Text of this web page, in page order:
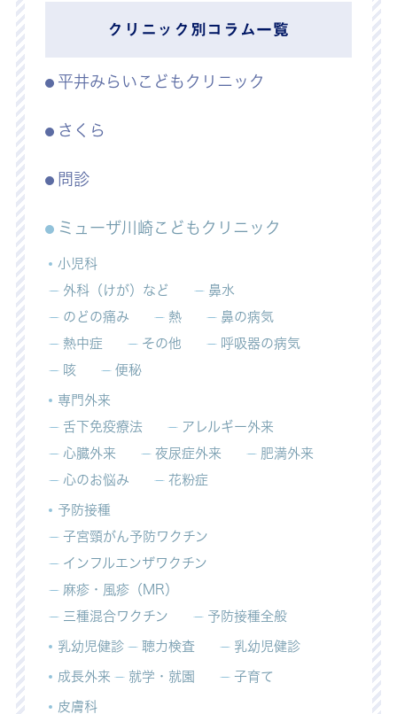
クリニック別コラム一覧
平井みらいこどもクリニック
さくら
問診
ミューザ川崎こどもクリニック
小児科
外科（けが）など
鼻水
のどの痛み
熱
鼻の病気
熱中症
その他
呼吸器の病気
咳
便秘
専門外来
舌下免疫療法
アレルギー外来
心臓外来
夜尿症外来
肥満外来
心のお悩み
花粉症
予防接種
子宮頸がん予防ワクチン
インフルエンザワクチン
麻疹・風疹（MR）
三種混合ワクチン
予防接種全般
乳幼児健診 聴力検査 乳幼児健診
成長外来 就学・就園 子育て
皮膚科